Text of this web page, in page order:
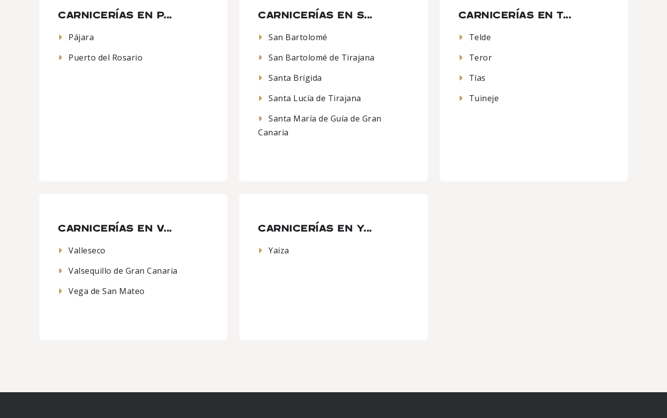
CARNICERÍAS EN P...
Pájara
Puerto del Rosario
CARNICERÍAS EN S...
San Bartolomé
San Bartolomé de Tirajana
Santa Brígida
Santa Lucía de Tirajana
Santa María de Guía de Gran
Canaria
CARNICERÍAS EN T...
Telde
Teror
Tías
Tuineje
CARNICERÍAS EN V...
Valleseco
Valsequillo de Gran Canaria
Vega de San Mateo
CARNICERÍAS EN Y...
Yaiza